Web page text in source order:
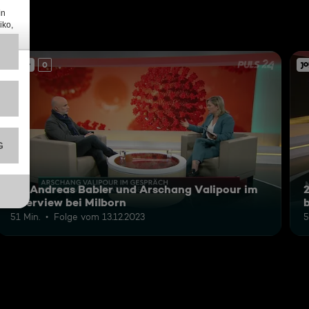
0
30: Andreas Babler und Arschang Valipour im
Interview bei Milborn
51 Min. Folge vom 13.12.2023